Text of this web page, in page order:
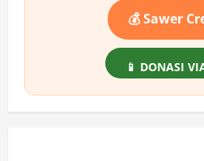
💰 Sawer
📱 DONASI